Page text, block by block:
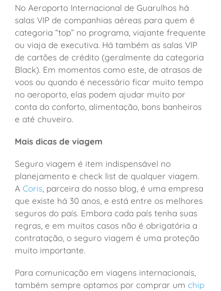
No Aeroporto Internacional de Guarulhos há
salas VIP de companhias aéreas para quem é
categoria “top” no programa, viajante frequente
ou viaja de executiva. Há também as salas VIP
de cartões de crédito (geralmente da categoria
Black). Em momentos como este, de atrasos de
voos ou quando é necessário ficar muito tempo
no aeroporto, elas podem ajudar muito por
conta do conforto, alimentação, bons banheiros
e até chuveiro.
Mais dicas de viagem
Seguro viagem é item indispensável no
planejamento e check list de qualquer viagem.
A Coris, parceira do nosso blog, é uma empresa
que existe há 30 anos, e está entre os melhores
seguros do país. Embora cada país tenha suas
regras, e em muitos casos não é obrigatória a
contratação, o seguro viagem é uma proteção
muito importante.
Para comunicação em viagens internacionais,
também sempre optamos por comprar um chip